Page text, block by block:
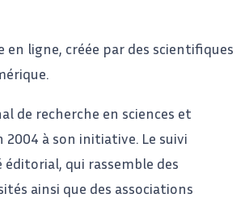
ligne, créée par des scientifiques
de recherche en sciences et
à son initiative. Le suivi
qui rassemble des
ainsi que des associations